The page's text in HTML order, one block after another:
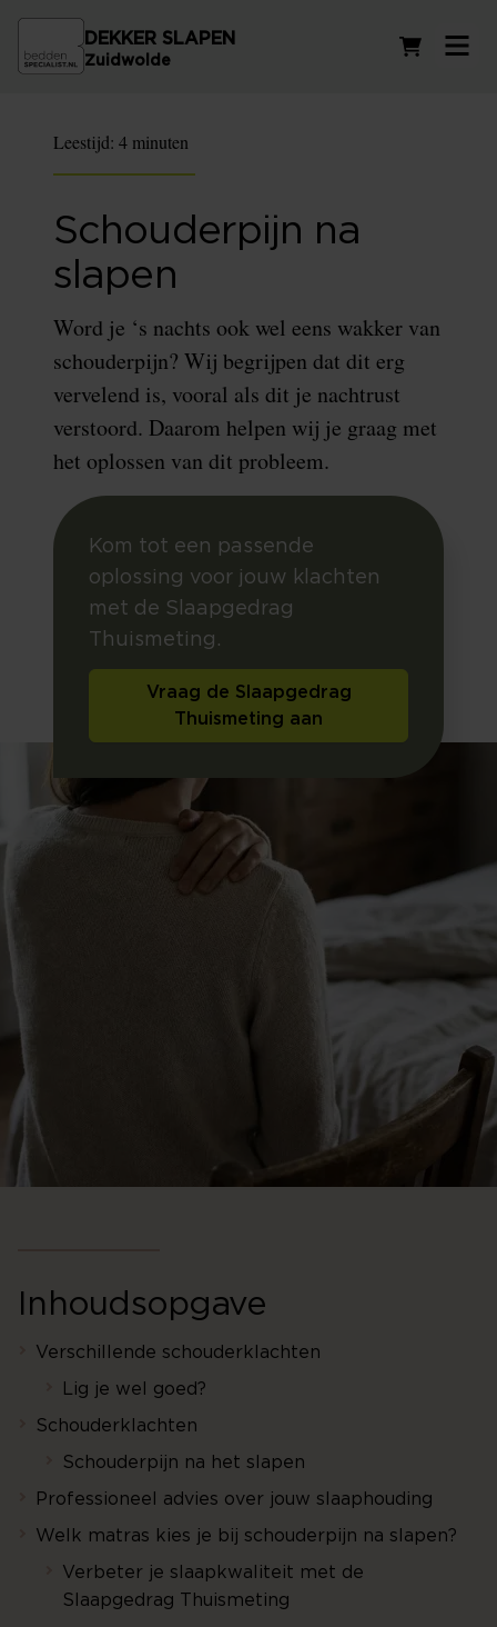
DEKKER SLAPEN
Zuidwolde
Leestijd: 4 minuten
Schouderpijn na
slapen
Word je ‘s nachts ook wel eens wakker van
schouderpijn? Wij begrijpen dat dit erg
vervelend is, vooral als dit je nachtrust
verstoord. Daarom helpen wij je graag met
het oplossen van dit probleem.
Kom tot een passende
oplossing voor jouw klachten
met de Slaapgedrag
Thuismeting.
Vraag de Slaapgedrag
Thuismeting aan
Inhoudsopgave
Verschillende schouderklachten
Lig je wel goed?
Schouderklachten
Schouderpijn na het slapen
Professioneel advies over jouw slaaphouding
Welk matras kies je bij schouderpijn na slapen?
Verbeter je slaapkwaliteit met de
Slaapgedrag Thuismeting